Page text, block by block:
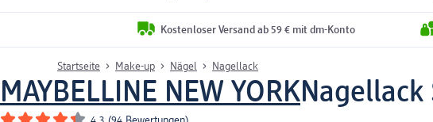
Kostenloser Versand ab 59 € mit dm-Konto
Startseite Make-up Nägel Nagellack
MAYBELLINE NEW YORKNagellack